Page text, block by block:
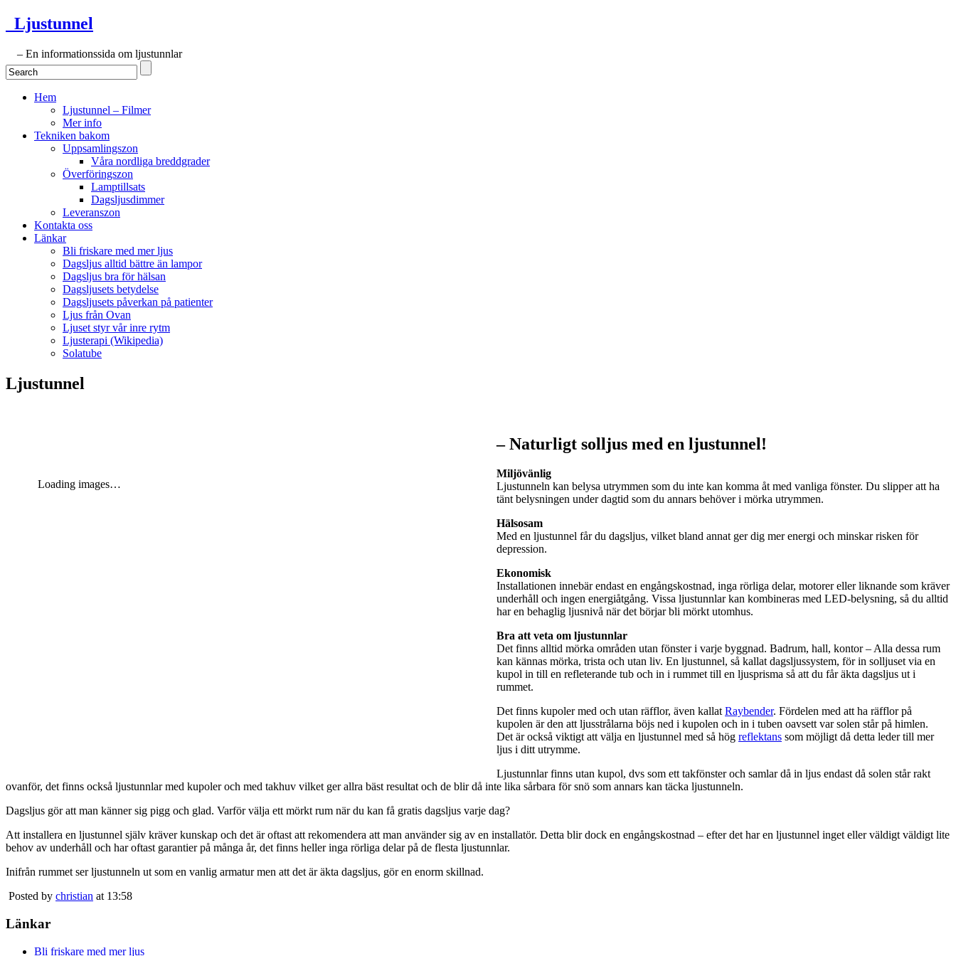
Ljustunnel
– En informationssida om ljustunnlar
Hem
Ljustunnel – Filmer
Mer info
Tekniken bakom
Uppsamlingszon
Våra nordliga breddgrader
Överföringszon
Lamptillsats
Dagsljusdimmer
Leveranszon
Kontakta oss
Länkar
Bli friskare med mer ljus
Dagsljus alltid bättre än lampor
Dagsljus bra för hälsan
Dagsljusets betydelse
Dagsljusets påverkan på patienter
Ljus från Ovan
Ljuset styr vår inre rytm
Ljusterapi (Wikipedia)
Solatube
Ljustunnel
Loading images…
– Naturligt solljus med en ljustunnel!
Miljövänlig
Ljustunneln kan belysa utrymmen som du inte kan komma åt med vanliga fönster. Du slipper att ha
tänt belysningen under dagtid som du annars behöver i mörka utrymmen.
Hälsosam
Med en ljustunnel får du dagsljus, vilket bland annat ger dig mer energi och minskar risken för
depression.
Ekonomisk
Installationen innebär endast en engångskostnad, inga rörliga delar, motorer eller liknande som kräver
underhåll och ingen energiåtgång. Vissa ljustunnlar kan kombineras med LED-belysning, så du alltid
har en behaglig ljusnivå när det börjar bli mörkt utomhus.
Bra att veta om ljustunnlar
Det finns alltid mörka områden utan fönster i varje byggnad. Badrum, hall, kontor – Alla dessa rum
kan kännas mörka, trista och utan liv. En ljustunnel, så kallat dagsljussystem, för in solljuset via en
kupol in till en refleterande tub och in i rummet till en ljusprisma så att du får äkta dagsljus ut i
rummet.
Det finns kupoler med och utan räfflor, även kallatRaybender. Fördelen med att ha räfflor på
kupolen är den att ljusstrålarna böjs ned i kupolen och in i tuben oavsett var solen står på himlen.
Det är också viktigt att välja en ljustunnel med så hög reflektans som möjligt då detta leder till mer
ljus i ditt utrymme.
Ljustunnlar finns utan kupol, dvs som ett takfönster och samlar då in ljus endast då solen står rakt
ovanför, det finns också ljustunnlar med kupoler och med takhuv vilket ger allra bäst resultat och de blir då inte lika sårbara för snö som annars kan täcka ljustunneln.
Dagsljus gör att man känner sig pigg och glad. Varför välja ett mörkt rum när du kan få gratis dagsljus varje dag?
Att installera en ljustunnel själv kräver kunskap och det är oftast att rekomendera att man använder sig av en installatör. Detta blir dock en engångskostnad – efter det har en ljustunnel inget eller väldigt väldigt lite
behov av underhåll och har oftast garantier på många år, det finns heller inga rörliga delar på de flesta ljustunnlar.
Inifrån rummet ser ljustunneln ut som en vanlig armatur men att det är äkta dagsljus, gör en enorm skillnad.
Posted by christian at 13:58
Länkar
Bli friskare med mer ljus